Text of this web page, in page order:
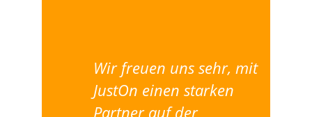
Wir freuen uns sehr, mit
JustOn einen starken
Partner auf der